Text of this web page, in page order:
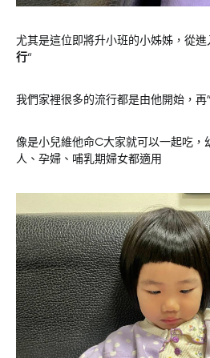
尤其是這位即將升小班的小姊姊，從進
行“
我們家裡很多的流行都是由他開始，再”
像是小兒維他命C大家就可以一起吃，
人、孕婦、哺乳期婦女都適用